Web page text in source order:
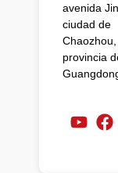
avenida
ciudad de
Chaozhou,
provincia